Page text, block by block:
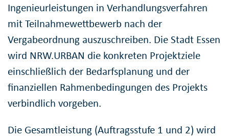
Ingenieurleistungen in Verhandlungsverfahren
mit Teilnahmewettbewerb nach der
Vergabeordnung auszuschreiben. Die Stadt Essen
wird NRW.URBAN die konkreten Projektziele
einschließlich der Bedarfsplanung und der
finanziellen Rahmenbedingungen des Projekts
verbindlich vorgeben.
Die Gesamtleistung (Auftragsstufe 1 und 2) wird